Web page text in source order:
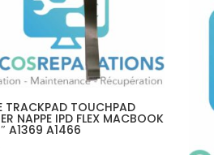
TRACKPAD TOUCHPAD
NAPPE IPD FLEX MACBOOK
A1369 A1466